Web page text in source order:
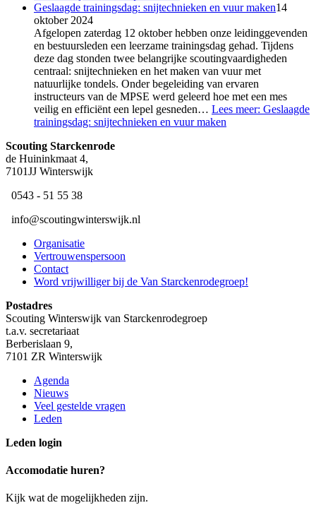
Geslaagde trainingsdag: snijtechnieken en vuur maken14
oktober 2024
Afgelopen zaterdag 12 oktober hebben onze leidinggevenden
en bestuursleden een leerzame trainingsdag gehad. Tijdens
deze dag stonden twee belangrijke scoutingvaardigheden
centraal: snijtechnieken en het maken van vuur met
natuurlijke tondels. Onder begeleiding van ervaren
instructeurs van de MPSE werd geleerd hoe met een mes
veilig en efficiënt een lepel gesneden… Lees meer: Geslaagde
trainingsdag: snijtechnieken en vuur maken
Scouting ​Starckenrode
de Huininkmaat 4,
7101JJ Winterswijk
​ 0543 - 51 55 38
​ ​info@scoutingwinterswijk.nl
Organisatie
Vertrouwenspersoon
Contact
Word vrijwilliger bij de Van Starckenrodegroep!
Postadres
Scouting Winterswijk van Starckenrodegroep
t.a.v. secretariaat
Berberislaan 9,
7101 ZR Winterswijk
Agenda
Nieuws
Veel gestelde vragen
Leden
Leden login
Accomodatie huren?
Kijk wat de mogelijkheden zijn.